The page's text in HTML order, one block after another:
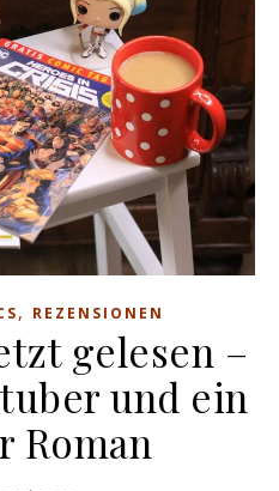
, REZENSIONEN
gelesen –
und ein
Roman